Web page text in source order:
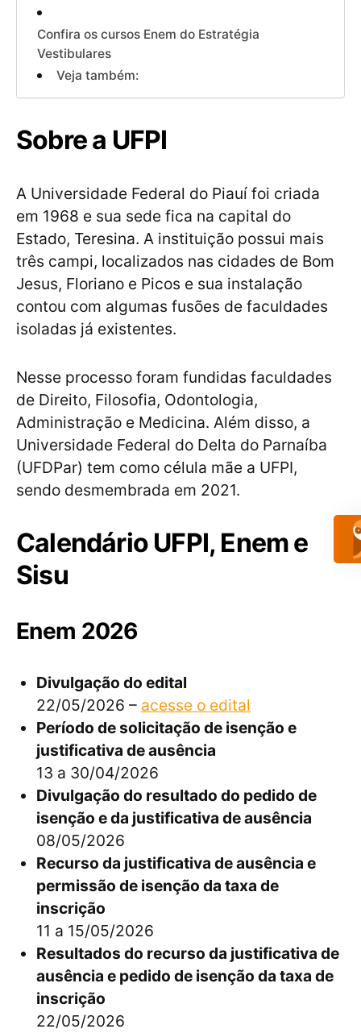
Confira os cursos Enem do Estratégia
Vestibulares
Veja também:
Sobre a UFPI
A Universidade Federal do Piauí foi criada
em 1968 e sua sede fica na capital do
Estado, Teresina. A instituição possui mais
três campi, localizados nas cidades de Bom
Jesus, Floriano e Picos e sua instalação
contou com algumas fusões de faculdades
isoladas já existentes.
Nesse processo foram fundidas faculdades
de Direito, Filosofia, Odontologia,
Administração e Medicina. Além disso, a
Universidade Federal do Delta do Parnaíba
(UFDPar) tem como célula mãe a UFPI,
sendo desmembrada em 2021.
Calendário UFPI, Enem e
Sisu
Enem 2026
Divulgação do edital
22/05/2026 – acesse o edital
Período de solicitação de isenção e
justificativa de ausência
13 a 30/04/2026
Divulgação do resultado do pedido de
isenção e da justificativa de ausência
08/05/2026
Recurso da justificativa de ausência e
permissão de isenção da taxa de
inscrição
11 a 15/05/2026
Resultados do recurso da justificativa de
ausência e pedido de isenção da taxa de
inscrição
22/05/2026